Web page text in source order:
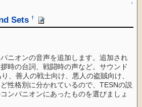
↑
Sets †
ニオンの音声を追加します。追加され
時の台詞、戦闘時の声など。サウンド
、善人の戦士向け、悪人の盗賊向け、
性格別に分かれているので、TESNの説
ンパニオンにあったものを選びましょ